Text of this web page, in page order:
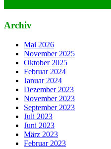
Archiv
Mai 2026
November 2025
Oktober 2025
Februar 2024
Januar 2024
Dezember 2023
November 2023
September 2023
Juli 2023
Juni 2023
März 2023
Februar 2023